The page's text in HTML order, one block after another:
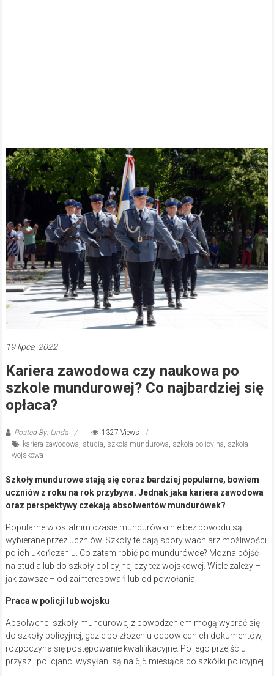
19 lipca, 2022
Kariera zawodowa czy naukowa po
szkole mundurowej? Co najbardziej się
opłaca?
Posted By: Linda
1327 Views
kariera zawodowa studia szkoła mundurowa szkoła policyjna szkoła
wojskowa
Szkoły mundurowe stają się coraz bardziej popularne, bowiem
uczniów z roku na rok przybywa. Jednak jaka kariera zawodowa
oraz perspektywy czekają absolwentów mundurówek?
Popularne w ostatnim czasie mundurówki nie bez powodu są
wybierane przez uczniów. Szkoły te dają spory wachlarz możliwości
po ich ukończeniu. Co zatem robić po mundurówce? Można pójść
na studia lub do szkoły policyjnej czy też wojskowej. Wiele zależy –
jak zawsze – od zainteresowań lub od powołania.
Praca w policji lub wojsku
Absolwenci szkoły mundurowej z powodzeniem mogą wybrać się
do szkoły policyjnej, gdzie po złożeniu odpowiednich dokumentów,
rozpoczyna się postępowanie kwalifikacyjne. Po jego przejściu
przyszli policjanci wysyłani są na 6,5 miesiąca do szkółki policyjnej.